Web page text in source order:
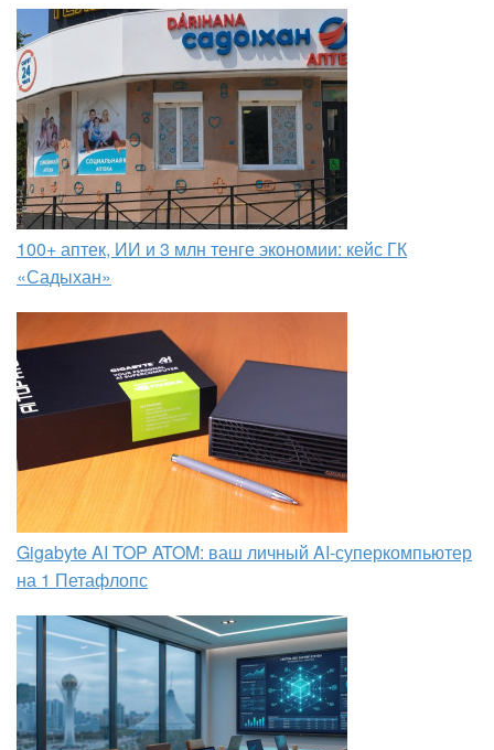
100+ аптек, ИИ и 3 млн тенге экономии: кейс ГК
«Садыхан»
Gigabyte AI TOP ATOM: ваш личный AI-суперкомпьютер
на 1 Петафлопс